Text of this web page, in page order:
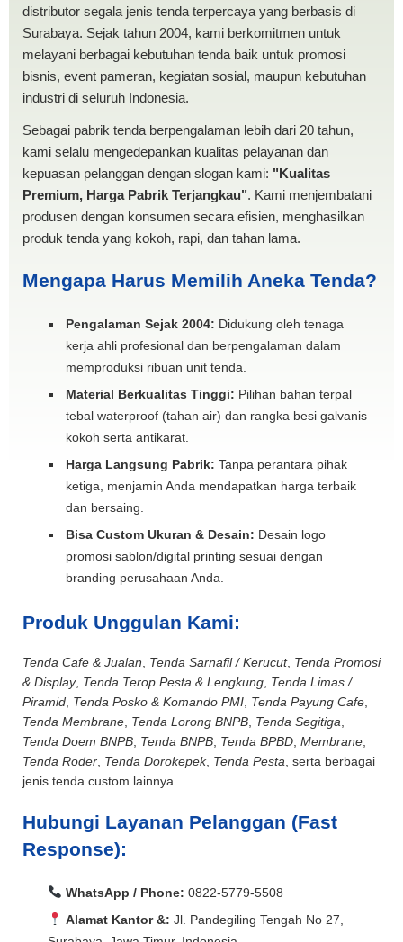
distributor segala jenis tenda terpercaya yang berbasis di
Surabaya. Sejak tahun 2004, kami berkomitmen untuk
melayani berbagai kebutuhan tenda baik untuk promosi
bisnis, event pameran, kegiatan sosial, maupun kebutuhan
industri di seluruh Indonesia.
Sebagai pabrik tenda berpengalaman lebih dari 20 tahun,
kami selalu mengedepankan kualitas pelayanan dan
kepuasan pelanggan dengan slogan kami: "Kualitas
Premium, Harga Pabrik Terjangkau". Kami menjembatani
produsen dengan konsumen secara efisien, menghasilkan
produk tenda yang kokoh, rapi, dan tahan lama.
Mengapa Harus Memilih Aneka Tenda?
Pengalaman Sejak 2004: Didukung oleh tenaga
kerja ahli profesional dan berpengalaman dalam
memproduksi ribuan unit tenda.
Material Berkualitas Tinggi: Pilihan bahan terpal
tebal waterproof (tahan air) dan rangka besi galvanis
kokoh serta antikarat.
Harga Langsung Pabrik: Tanpa perantara pihak
ketiga, menjamin Anda mendapatkan harga terbaik
dan bersaing.
Bisa Custom Ukuran & Desain: Desain logo
promosi sablon/digital printing sesuai dengan
branding perusahaan Anda.
Produk Unggulan Kami:
Tenda Cafe & Jualan Tenda Sarnafil / Kerucut, Tenda Promosi
& Display, Tenda Terop Pesta & Lengkung Tenda Limas /
Piramid Tenda Posko & Komando PMI Tenda Payung Cafe
Tenda Membrane Tenda Lorong BNPB Tenda Segitiga
Tenda Doem BNPB Tenda BNPB Tenda BPBD Membrane
Tenda Roder Tenda Dorokepek, Tenda Pesta , serta berbagai
jenis tenda custom lainnya.
Hubungi Layanan Pelanggan (Fast
Response):
WhatsApp / Phone: 0822-5779-5508
Alamat Kantor &: Jl. Pandegiling Tengah No 27,